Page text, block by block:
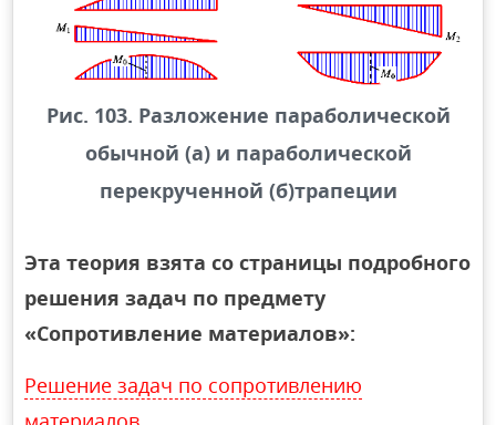
Рис. 103. Разложение параболической
обычной (а) и параболической
перекрученной (б)трапеции
Эта теория взята со страницы подробного
решения задач по предмету
«Сопротивление материалов»:
Решение задач по сопротивлению